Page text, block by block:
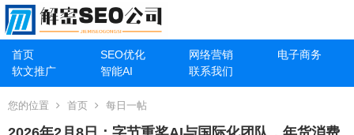
首页 SEO优化 网络营销
电子商务
软文推广
智能AI 联系我们
您的位置 首页 每日一帖